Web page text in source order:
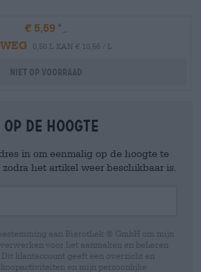
€ 5,59
0,50 L KAN € 10,56 / L
Niet op voorraad
op de hoogte
in om eenmalig op de hoogte te
het artikel weer beschikbaar is.
aan Bierothek ® GmbH om mijn
voor het aanmaken en beheren
klantaccount geeft een overzicht en
en mijn persoonlijke